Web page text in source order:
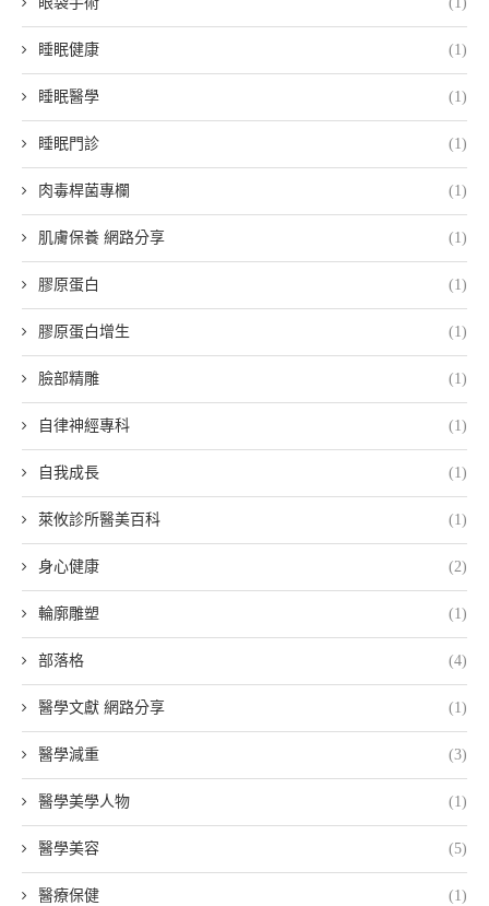
睡眠健康 (1)
睡眠醫學 (1)
睡眠門診 (1)
肉毒桿菌專欄 (1)
肌膚保養 網路分享 (1)
膠原蛋白 (1)
膠原蛋白增生 (1)
臉部精雕 (1)
自律神經專科 (1)
自我成長 (1)
萊攸診所醫美百科 (1)
身心健康 (2)
輪廓雕塑 (1)
部落格 (4)
醫學文獻 網路分享 (1)
醫學減重 (3)
醫學美學人物 (1)
醫學美容 (5)
醫療保健 (1)